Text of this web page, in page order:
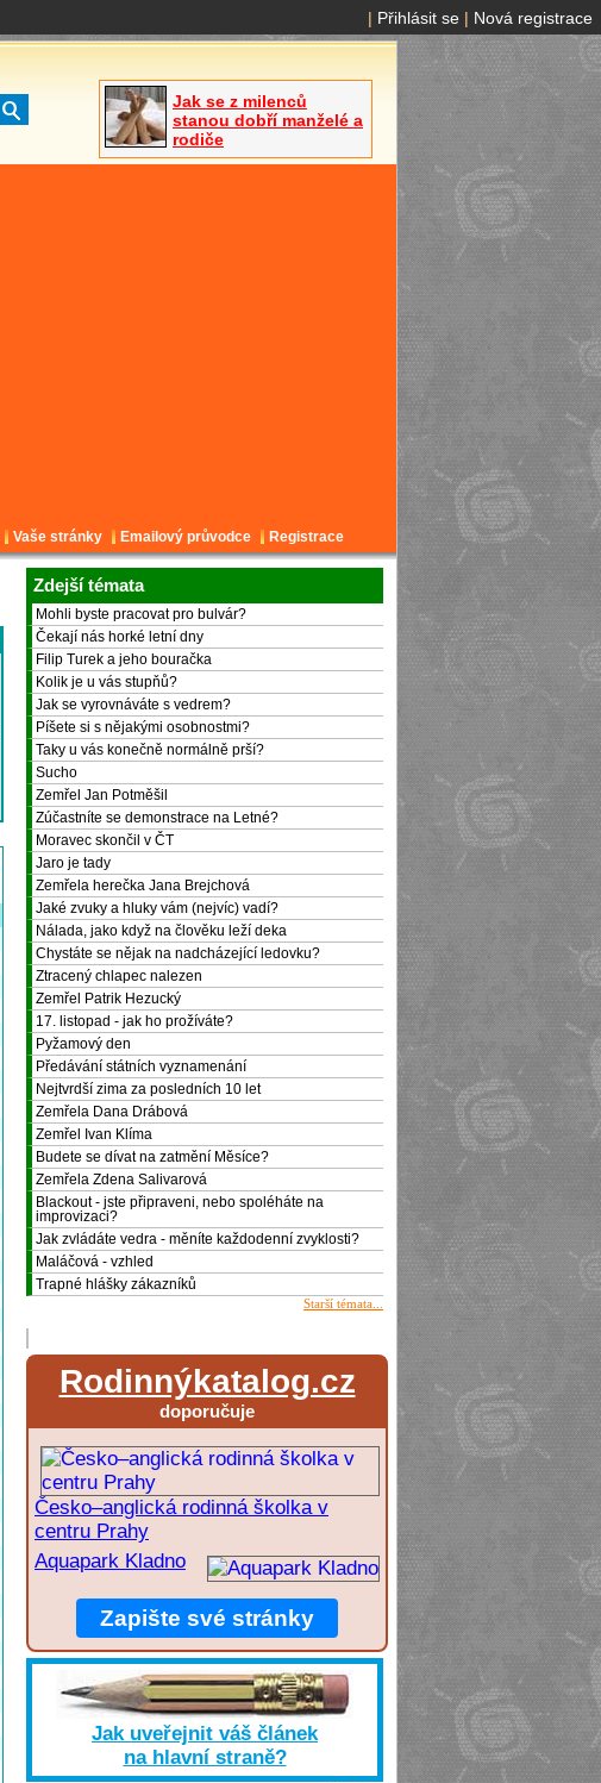
| Přihlásit se | Nová registrace
Jak se z milenců
stanou dobří manželé a
rodiče
Vaše stránky Emailový průvodce Registrace
Zdejší témata
Mohli byste pracovat pro bulvár?
Čekají nás horké letní dny
Filip Turek a jeho bouračka
Kolik je u vás stupňů?
Jak se vyrovnáváte s vedrem?
Píšete si s nějakými osobnostmi?
Taky u vás konečně normálně prší?
Sucho
Zemřel Jan Potměšil
Zúčastníte se demonstrace na Letné?
Moravec skončil v ČT
Jaro je tady
Zemřela herečka Jana Brejchová
Jaké zvuky a hluky vám (nejvíc) vadí?
Nálada, jako když na člověku leží deka
Chystáte se nějak na nadcházející ledovku?
Ztracený chlapec nalezen
Zemřel Patrik Hezucký
17. listopad - jak ho prožíváte?
Pyžamový den
Předávání státních vyznamenání
Nejtvrdší zima za posledních 10 let
Zemřela Dana Drábová
Zemřel Ivan Klíma
Budete se dívat na zatmění Měsíce?
Zemřela Zdena Salivarová
Blackout - jste připraveni, nebo spoléháte na
improvizaci?
Jak zvládáte vedra - měníte každodenní zvyklosti?
Maláčová - vzhled
Trapné hlášky zákazníků
Starší témata...
Rodinnýkatalog.cz
doporučuje
Česko–anglická rodinná školka v
centru Prahy
Aquapark Kladno
Zapište své stránky
Jak uveřejnit váš článek
na hlavní straně?